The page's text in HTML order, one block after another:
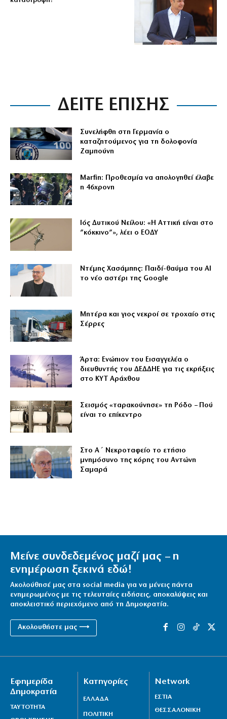
ΔΕΙΤΕ ΕΠΙΣΗΣ
Συνελήφθη στη Γερμανία ο
καταζητούμενος για τη δολοφονία
Ζαμπούνη
Marfin: Προθεσμία να απολογηθεί έλαβε
η 46χρονη
Ιός Δυτικού Νείλου: «Η Αττική είναι στο
”κόκκινο”», λέει ο ΕΟΔΥ
Ντέμης Χασάμπης: Παιδί-θαύμα του ΑΙ
το νέο αστέρι της Google
Μητέρα και γιος νεκροί σε τροχαίο στις
Σέρρες
Άρτα: Ενώπιον του Εισαγγελέα ο
διευθυντής του ΔΕΔΔΗΕ για τις εκρήξεις
στο ΚΥΤ Αράχθου
Σεισμός «ταρακούνησε» τη Ρόδο – Πού
είναι το επίκεντρο
Στο Α΄ Νεκροταφείο το ετήσιο
μνημόσυνο της κόρης του Αντώνη
Σαμαρά
Μείνε συνδεδεμένος μαζί μας – η
ενημέρωση ξεκινά εδώ!
Ακολούθησέ μας στα social media για να μένεις πάντα
ενημερωμένος με τις τελευταίες ειδήσεις, αποκαλύψεις και
αποκλειστικό περιεχόμενο από τη Δημοκρατία.
Ακολουθήστε μας ⟶
Εφημερίδα
Δημοκρατία
ΤΑΥΤΟΤΗΤΑ
Κατηγορίες
ΕΛΛΑΔΑ
ΠΟΛΙΤΙΚΗ
Network
ΕΣΤΙΑ
ΘΕΣΣΑΛΟΝΙΚΗ